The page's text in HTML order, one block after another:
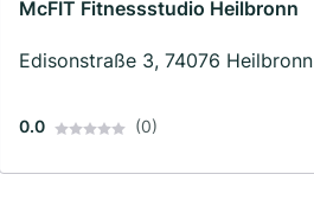
McFIT Fitnessstudio Heilbronn
Edisonstraße 3, 74076 Heilbronn
0.0 (0)